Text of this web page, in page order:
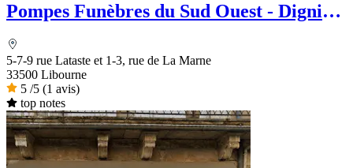
Pompes Funèbres du Sud Ouest - Dignité
5-7-9 rue Lataste et 1-3, rue de La Marne
33500 Libourne
5 /5 (1 avis)
top notes